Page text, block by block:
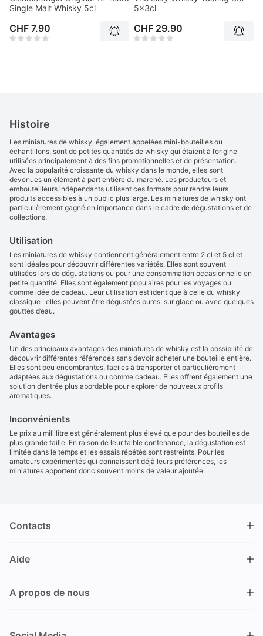
Single Malt Whisky 5cl
CHF 7.90
5x3cl
CHF 29.90
Histoire
Les miniatures de whisky, également appelées mini-bouteilles ou
échantillons, sont de petites quantités de whisky qui étaient à l’origine
utilisées principalement à des fins promotionnelles et de présentation.
Avec la popularité croissante du whisky dans le monde, elles sont
devenues un élément à part entière du marché. Les producteurs et
embouteilleurs indépendants utilisent ces formats pour rendre leurs
produits accessibles à un public plus large. Les miniatures de whisky ont
particulièrement gagné en importance dans le cadre de dégustations et de
collections.
Utilisation
Les miniatures de whisky contiennent généralement entre 2 cl et 5 cl et
sont idéales pour découvrir différentes variétés. Elles sont souvent
utilisées lors de dégustations ou pour une consommation occasionnelle en
petite quantité. Elles sont également populaires pour les voyages ou
comme idée de cadeau. Leur utilisation est identique à celle du whisky
classique : elles peuvent être dégustées pures, sur glace ou avec quelques
gouttes d’eau.
Avantages
Un des principaux avantages des miniatures de whisky est la possibilité de
découvrir différentes références sans devoir acheter une bouteille entière.
Elles sont peu encombrantes, faciles à transporter et particulièrement
adaptées aux dégustations ou comme cadeau. Elles offrent également une
solution d’entrée plus abordable pour explorer de nouveaux profils
aromatiques.
Inconvénients
Le prix au millilitre est généralement plus élevé que pour des bouteilles de
plus grande taille. En raison de leur faible contenance, la dégustation est
limitée dans le temps et les essais répétés sont restreints. Pour les
amateurs expérimentés qui connaissent déjà leurs préférences, les
miniatures apportent donc souvent moins de valeur ajoutée.
Contacts
Nüschelerstrasse 35
Suisse
Aide
Processus de commande
A propos de nous